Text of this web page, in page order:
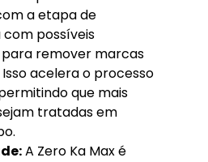
a etapa de
possíveis
remover marcas
Isso acelera o processo
que mais
tratadas em
A Zero Ka Max é